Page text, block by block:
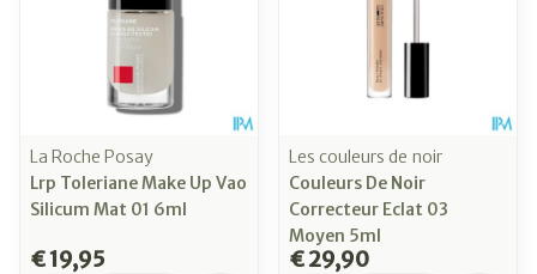
La Roche Posay
Lrp Toleriane Make Up Vao
Silicum Mat 01 6ml
€ 19,95
Les couleurs de noir
Couleurs De Noir
Correcteur Eclat 03
Moyen 5ml
€ 29,90